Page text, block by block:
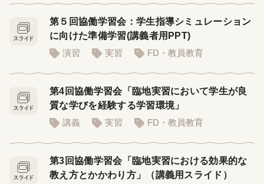
第５回協働学習会：学生指導シミュレーション
に向けた準備学習(講義者用PPT)
演習
実習 FD・教員教育
第4回協働学習会「臨地実習において学生が良
質な学びを経験する学習環境」
講義
実習 FD・教員教育
第3回協働学習会「臨地実習における効果的な
教え方とかかわり方」（講義用スライド）